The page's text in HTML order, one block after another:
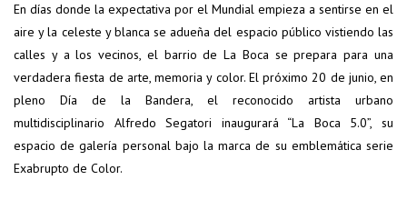
En días donde la expectativa por el Mundial empieza a sentirse en el
aire y la celeste y blanca se adueña del espacio público vistiendo las
calles y a los vecinos, el barrio de La Boca se prepara para una
verdadera fiesta de arte, memoria y color. El próximo 20 de junio, en
pleno Día de la Bandera, el reconocido artista urbano
multidisciplinario Alfredo Segatori inaugurará “La Boca 5.0”, su
espacio de galería personal bajo la marca de su emblemática serie
Exabrupto de Color.